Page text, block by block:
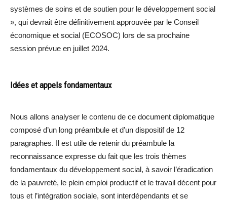
systèmes de soins et de soutien pour le développement social
», qui devrait être définitivement approuvée par le Conseil
économique et social (ECOSOC) lors de sa prochaine
session prévue en juillet 2024.
Idées et appels fondamentaux
Nous allons analyser le contenu de ce document diplomatique
composé d’un long préambule et d’un dispositif de 12
paragraphes. Il est utile de retenir du préambule la
reconnaissance expresse du fait que les trois thèmes
fondamentaux du développement social, à savoir l’éradication
de la pauvreté, le plein emploi productif et le travail décent pour
tous et l’intégration sociale, sont interdépendants et se